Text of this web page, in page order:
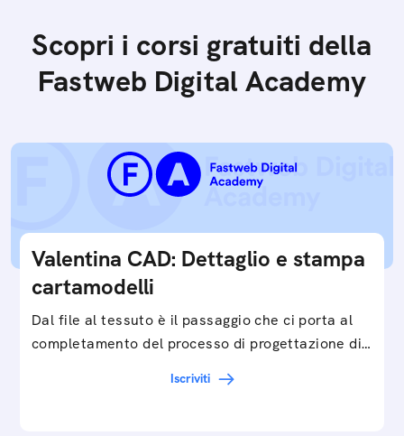
Scopri i corsi gratuiti della
Fastweb Digital Academy
Valentina CAD: Dettaglio e stampa
cartamodelli
Dal file al tessuto è il passaggio che ci porta al
completamento del processo di progettazione di
Iscriviti